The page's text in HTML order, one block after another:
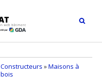
»Maisons à